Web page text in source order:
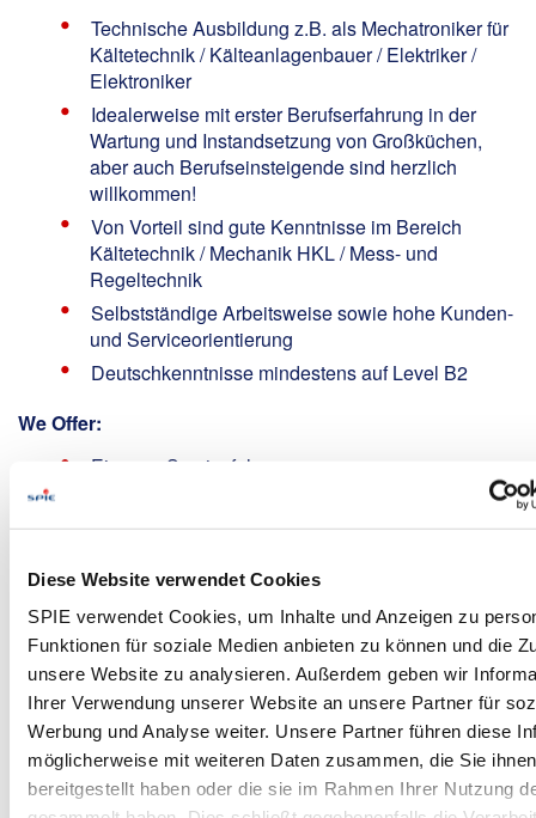
Diese Website verwendet Cookies
SPIE verwendet Cookies, um Inhalte und Anzeigen zu
Funktionen für soziale Medien anbieten zu können und die
unsere Website zu analysieren. Außerdem geben wir
Ihrer Verwendung unserer Website an unsere Partner für
Werbung und Analyse weiter. Unsere Partner führen diese
möglicherweise mit weiteren Daten zusammen, die Sie ihnen
bereitgestellt haben oder die sie im Rahmen Ihrer Nutzung
Technische Ausbildung z.B. als Mechatroniker für
Kältetechnik / Kälteanlagenbauer / Elektriker /
Elektroniker
Idealerweise mit erster Berufserfahrung in der
Wartung und Instandsetzung von Großküchen,
aber auch Berufseinsteigende sind herzlich
willkommen!
Von Vorteil sind gute Kenntnisse im Bereich
Kältetechnik / Mechanik HKL / Mess- und
Regeltechnik
Selbstständige Arbeitsweise sowie hohe Kunden-
und Serviceorientierung
Deutschkenntnisse mindestens auf Level B2
We Offer:
Eigenes Servicefahrzeug
Überstundenausgleich, etc.
Unbefristeter Arbeitsvertrag in einer
krisensicheren Branche
Bis zu 35 Tage Urlaub
Flexible Arbeitszeiten zur Vereinbarkeit von
Familie, Freunden und Beruf
Professionelles Werkzeug und moderne
Arbeitskleidung / PSA
Mitarbeiterempfehlungsprogramm mit Prämien bis